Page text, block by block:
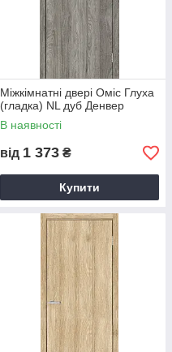
Міжкімнатні двері Оміс Глуха
(гладка) NL дуб Денвер
В наявності
від 1 373 ₴
Купити